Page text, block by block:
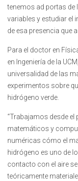
tenemos ad portas de
variables y estudiar el
de esa presencia que
Para el doctor en
en Ingeniería de la
universalidad de las
experimentos sobre
hidrógeno verde.
“Trabajamos desde
matemáticos y
numéricas cómo el
hidrógeno es uno de
contacto con el aire
teóricamente